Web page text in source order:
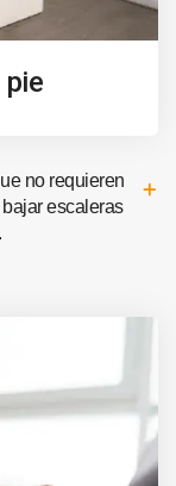
pie
no requieren
escaleras